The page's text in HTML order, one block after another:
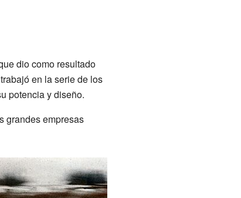
dio como resultado
en la serie de los
potencia y diseño.
grandes empresas